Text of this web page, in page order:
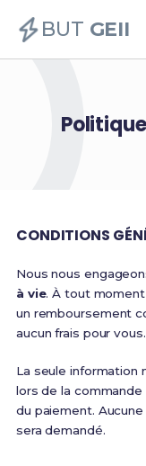
BUT GEII
CONDITIONS
Nous nous
à vie. À tout
un remboursement
aucun frais pour vous.
La seule information
lors de la
du paiement.
sera demandé.